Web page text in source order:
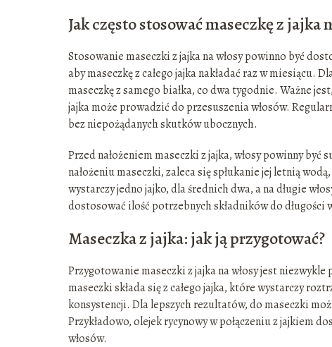
Jak często stosować maseczkę z jajka
Stosowanie maseczki z jajka na włosy powinno być
aby maseczkę z całego jajka nakładać raz w
maseczkę z samego białka, co dwa tygodnie. Ważne
jajka może prowadzić do przesuszenia włosów.
bez niepożądanych skutków ubocznych.
Przed nałożeniem maseczki z jajka, włosy powinny
nałożeniu maseczki, zaleca się spłukanie jej letnią
wystarczy jedno jajko, dla średnich dwa, a na długie
dostosować ilość potrzebnych składników do długości
Maseczka z jajka: jak ją przygotować?
Przygotowanie maseczki z jajka na włosy jest
maseczki składa się z całego jajka, które wystarczy
konsystencji. Dla lepszych rezultatów, do maseczki
Przykładowo, olejek rycynowy w połączeniu z jajkiem
włosów.